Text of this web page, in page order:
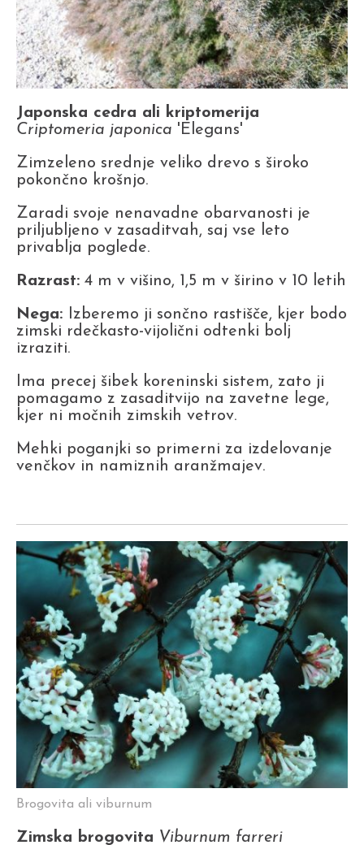
Japonska cedra ali kriptomerija
Criptomeria japonica 'Elegans'
Zimzeleno srednje veliko drevo s široko
pokončno krošnjo.
Zaradi svoje nenavadne obarvanosti je
priljubljeno v zasaditvah, saj vse leto
privablja poglede.
Razrast: 4 m v višino, 1,5 m v širino v 10 letih
Nega: Izberemo ji sončno rastišče, kjer bodo
zimski rdečkasto-vijolični odtenki bolj
izraziti.
Ima precej šibek koreninski sistem, zato ji
pomagamo z zasaditvijo na zavetne lege,
kjer ni močnih zimskih vetrov.
Mehki poganjki so primerni za izdelovanje
venčkov in namiznih aranžmajev.
Brogovita ali viburnum
Zimska brogovita Viburnum farreri